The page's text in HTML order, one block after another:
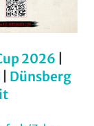
2026
Dünsberg